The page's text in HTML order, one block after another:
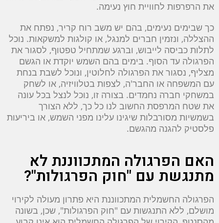
את הרפרפות לחוויית חוץ נעימה.
כך שבימים נעימים, בהם יש משב רוח קריר, נפתח את
ההצללה, ונזמין חברים למנגל, או קולגות למשקאות. נוכל
לתלות כביסה לייבוש, וברגע שמתחיל טפטוף, לסגור את
הפרגולה עד הסוף. בימים בהם השמש יוקדת או הגשם
מצליף, נסגור את הפרגולה לחלוטין, ונוכל לשבת בנחת
עם המשפחה או החבר'ה, לצפות בטלוויזיה, או לשחק
במשחקי חברה נחמדים. בצורה זו, נוכל לנצל בכל עונה
את שטח המרפסת החשוב לנו כל כך, ללא הצורך
בשמשיות מסורבלות שיגינו עלינו מפני השמש, או ביריעות
פלסטיק להגנה מהגשם.
האם הפרגולה המתכווננת לא
מתנגשת עם "חוק הפרגולות"?
הפרגולה החשמלית המתכווננת היא פתרון מעולה לקירוי
מושלם, ללא התנגשות עם "חוק הפרגולות", שכן, בשונה